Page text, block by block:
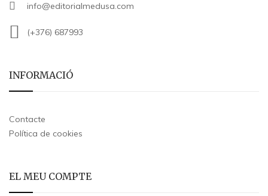
info@editorialmedusa.com
(+376) 687993
INFORMACIÓ
Contacte
Política de cookies
EL MEU COMPTE